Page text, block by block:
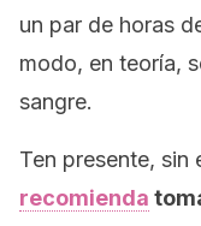
un par de horas
modo, en teoría,
sangre.
Ten presente, sin
recomienda